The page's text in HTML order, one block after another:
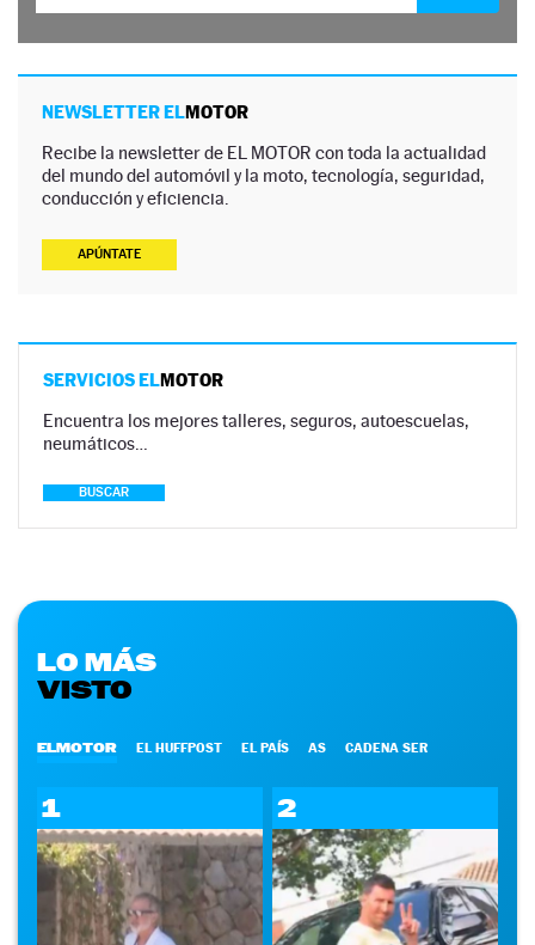
NEWSLETTER ELMOTOR
Recibe la newsletter de EL MOTOR con toda la actualidad
del mundo del automóvil y la moto, tecnología, seguridad,
conducción y eficiencia.
APÚNTATE
SERVICIOS ELMOTOR
Encuentra los mejores talleres, seguros, autoescuelas,
neumáticos…
BUSCAR
LO MÁS
VISTO
ELMOTOR EL HUFFPOST EL PAÍS AS CADENA SER
1 2